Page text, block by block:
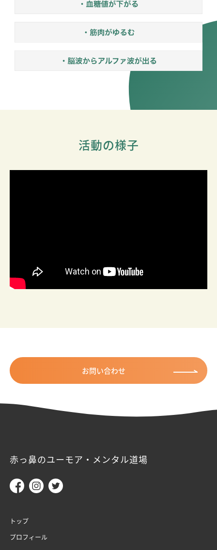
活動の様子
お問い合わせ
赤っ鼻のユーモア・メンタル道場
トップ
プロフィール